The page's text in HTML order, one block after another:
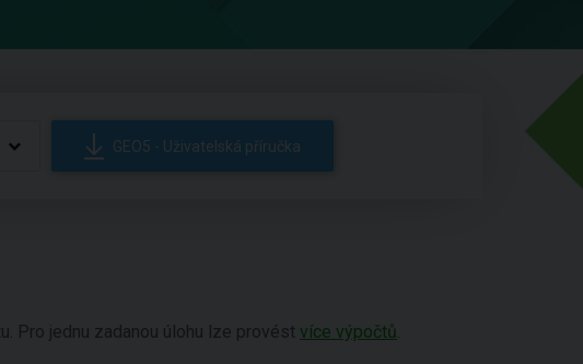
GEO5 - Uživatelská příručka
Pro jednu zadanou úlohu lze provést více výpočtů